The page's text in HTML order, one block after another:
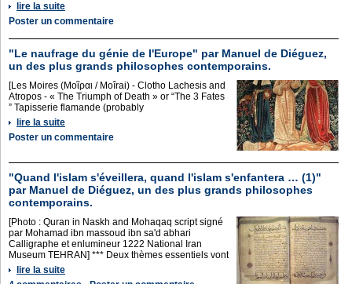
lire la suite
Poster un commentaire
"Le naufrage du génie de l'Europe" par Manuel de Diéguez,
un des plus grands philosophes contemporains.
[Les Moires (Μοῖραι / Moîrai) - Clotho Lachesis and
Atropos - « The Triumph of Death » or “The 3 Fates
” Tapisserie flamande (probably
lire la suite
Poster un commentaire
"Quand l'islam s'éveillera, quand l'islam s'enfantera … (1)"
par Manuel de Diéguez, un des plus grands philosophes
contemporains.
[Photo : Quran in Naskh and Mohaqaq script signé
par Mohamad ibn massoud ibn sa'd abhari
Calligraphe et enlumineur 1222 National Iran
Museum TEHRAN] *** Deux thèmes essentiels vont
lire la suite